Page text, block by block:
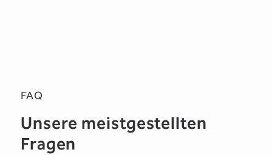
FAQ
Unsere meistgestellten
Fragen